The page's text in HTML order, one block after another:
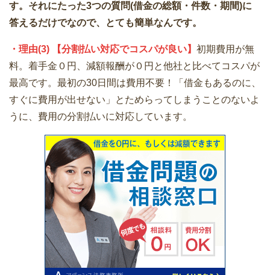
す。それにたった3つの質問(借金の総額・件数・期間)に
答えるだけでなので、とても簡単なんです。
・理由(3) 【分割払い対応でコスパが良い】 初期費用が無
料。着手金０円、減額報酬が０円と他社と比べてコスパが
最高です。最初の30日間は費用不要！「借金もあるのに、
すぐに費用が出せない」とためらってしまうことのないよ
うに、費用の分割払いに対応しています。